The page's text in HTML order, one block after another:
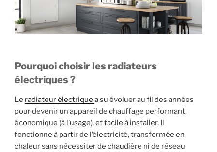
Pourquoi choisir les radiateurs
électriques ?
Le radiateur électrique a su évoluer au fil des années
pour devenir un appareil de chauffage performant,
économique (à l’usage), et facile à installer. Il
fonctionne à partir de l’électricité, transformée en
chaleur sans nécessiter de chaudière ni de réseau